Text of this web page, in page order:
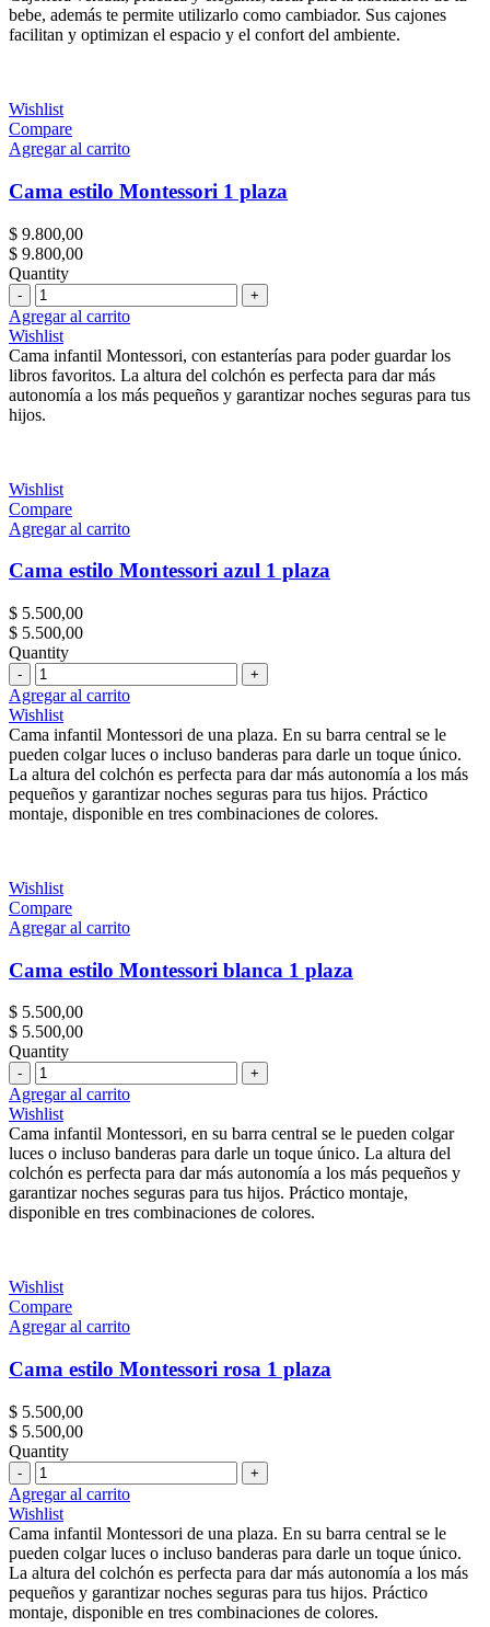
bebe, además te permite utilizarlo como cambiador. Sus cajones
facilitan y optimizan el espacio y el confort del ambiente.
Wishlist
Compare
Agregar al carrito
Cama estilo Montessori 1 plaza
$ 9.800,00
$ 9.800,00
Quantity
Cantidad
Agregar al carrito
Wishlist
Cama infantil Montessori, con estanterías para poder guardar los
libros favoritos. La altura del colchón es perfecta para dar más
autonomía a los más pequeños y garantizar noches seguras para tus
hijos.
Wishlist
Compare
Agregar al carrito
Cama estilo Montessori azul 1 plaza
$ 5.500,00
$ 5.500,00
Quantity
Cantidad
Agregar al carrito
Wishlist
Cama infantil Montessori de una plaza. En su barra central se le
pueden colgar luces o incluso banderas para darle un toque único.
La altura del colchón es perfecta para dar más autonomía a los más
pequeños y garantizar noches seguras para tus hijos. Práctico
montaje, disponible en tres combinaciones de colores.
Wishlist
Compare
Agregar al carrito
Cama estilo Montessori blanca 1 plaza
$ 5.500,00
$ 5.500,00
Quantity
Cantidad
Agregar al carrito
Wishlist
Cama infantil Montessori, en su barra central se le pueden colgar
luces o incluso banderas para darle un toque único. La altura del
colchón es perfecta para dar más autonomía a los más pequeños y
garantizar noches seguras para tus hijos. Práctico montaje,
disponible en tres combinaciones de colores.
Wishlist
Compare
Agregar al carrito
Cama estilo Montessori rosa 1 plaza
$ 5.500,00
$ 5.500,00
Quantity
Cantidad
Agregar al carrito
Wishlist
Cama infantil Montessori de una plaza. En su barra central se le
pueden colgar luces o incluso banderas para darle un toque único.
La altura del colchón es perfecta para dar más autonomía a los más
pequeños y garantizar noches seguras para tus hijos. Práctico
montaje, disponible en tres combinaciones de colores.